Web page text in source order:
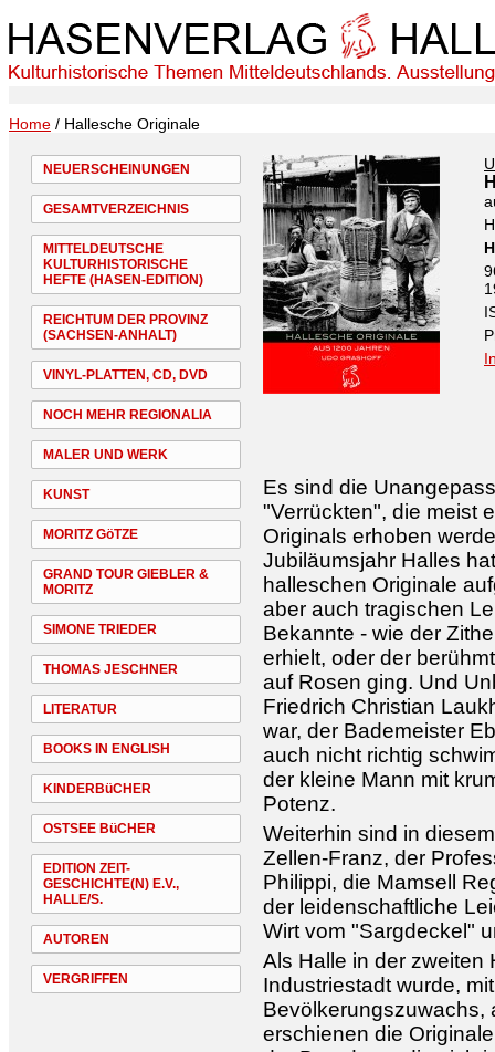
Home / Hallesche Originale
NEUERSCHEINUNGEN
GESAMTVERZEICHNIS
MITTELDEUTSCHE
KULTURHISTORISCHE
HEFTE (HASEN-EDITION)
REICHTUM DER PROVINZ
(SACHSEN-ANHALT)
VINYL-PLATTEN, CD, DVD
NOCH MEHR REGIONALIA
MALER UND WERK
KUNST
MORITZ GöTZE
GRAND TOUR GIEBLER &
MORITZ
SIMONE TRIEDER
THOMAS JESCHNER
LITERATUR
BOOKS IN ENGLISH
KINDERBüCHER
OSTSEE BüCHER
EDITION ZEIT-
GESCHICHTE(N) E.V.,
HALLE/S.
AUTOREN
VERGRIFFEN
Es sind die
"Verrückten", die meist
Originals erhoben
Jubiläumsjahr Halles
halleschen Originale
aber auch tragischen
Bekannte - wie der
erhielt, oder der
auf Rosen ging. Und
Friedrich Christian
war, der Bademeister
auch nicht richtig
der kleine Mann mit
Potenz.
Weiterhin sind in
Zellen-Franz, der
Philippi, die Mamsell
der leidenschaftliche
Wirt vom "Sargdeckel"
Als Halle in der zweiten
Industriestadt wurde,
Bevölkerungszuwachs,
erschienen die